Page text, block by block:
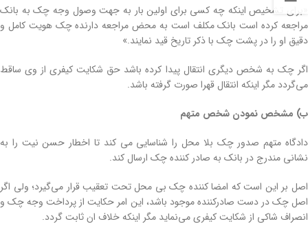
«برای تشخیص اینکه چه کسی برای اولین بار به جهت وصول وجه چک به بانک
مراجعه کرده است بانک‌ مکلف است به محض مراجعه دارنده چک هویت کامل و
دقیق او را در پشت چک با ذکر تاریخ قید نمایند.»
اگر چک به شخص دیگری انتقال پیدا کرده باشد حق شکایت کیفری از وی ساقط
می‌گردد مگر اینکه انتقال قهرا صورت گرفته باشد.
ب) مشخص نمودن شخص متهم
دادگاه متهم صدور چک بلا محل را شناسایی می کند تا اخطار حسن نیت را به
نشانی مندرج در بانک به صادر کننده چک ارسال کند.
اصل بر این است که امضا کننده چک بی محل تحت تعقیب قرار می‌گیرد؛ ولی اگر
اصل چک در دست صادرکننده موجود باشد، این امر حکایت از پرداخت وجه چک و
انصراف شاکی از شکایت کیفری می‌نماید مگر اینکه خلاف ان ثابت گردد.